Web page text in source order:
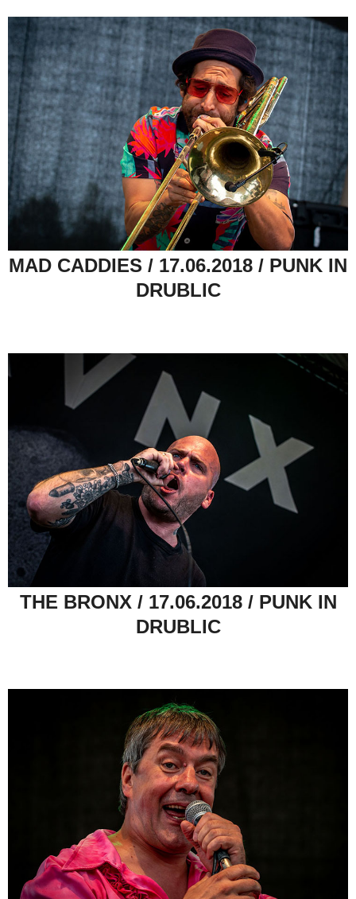
MAD CADDIES / 17.06.2018 / PUNK IN
DRUBLIC
THE BRONX / 17.06.2018 / PUNK IN
DRUBLIC